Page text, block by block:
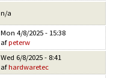
n/a
Mon 4/8/2025 - 15:38
afpeterw
Wed 6/8/2025 - 8:41
afhardwaretec